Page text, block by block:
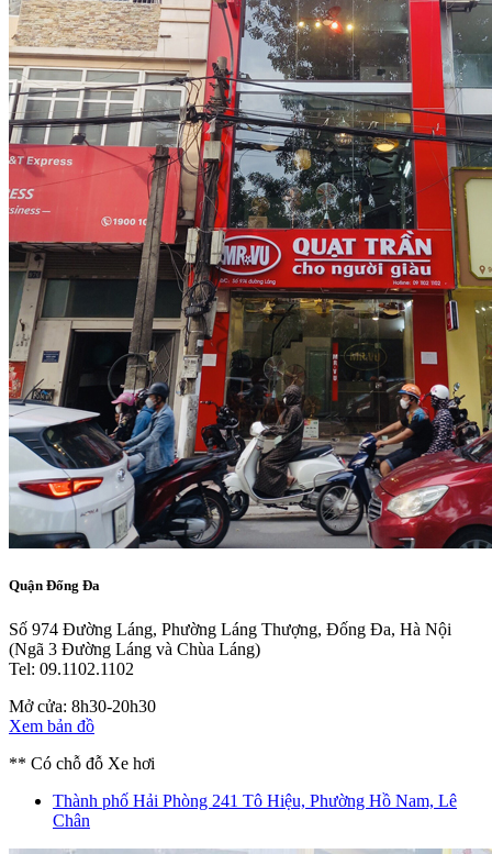
Quận Đống Đa
Số 974 Đường Láng, Phường Láng Thượng, Đống Đa, Hà Nội
(Ngã 3 Đường Láng và Chùa Láng)
Tel: 09.1102.1102
Mở cửa: 8h30-20h30
Xem bản đồ
** Có chỗ đỗ Xe hơi
Thành phố Hải Phòng 241 Tô Hiệu, Phường Hồ Nam, Lê
Chân